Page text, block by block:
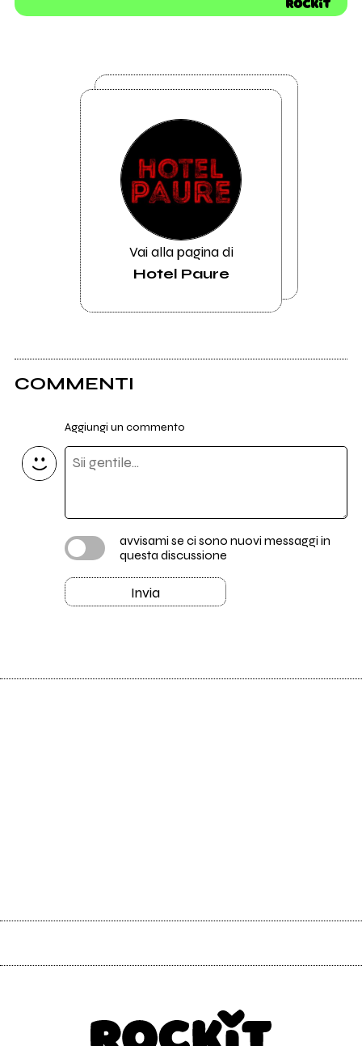
Vai alla pagina di
Hotel Paure
COMMENTI
Aggiungi un commento
avvisami se ci sono nuovi messaggi in
questa discussione
Invia